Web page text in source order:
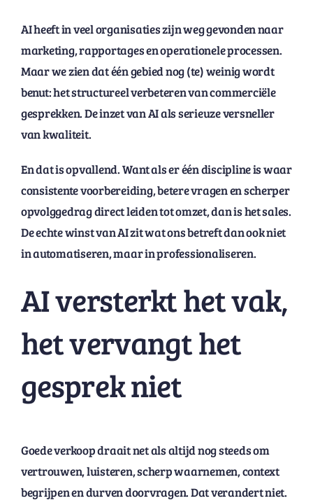
AI heeft in veel organisaties zijn weg gevonden naar
marketing, rapportages en operationele processen.
Maar we zien dat één gebied nog (te) weinig wordt
benut: het structureel verbeteren van commerciële
gesprekken. De inzet van AI als serieuze versneller
van kwaliteit.
En dat is opvallend. Want als er één discipline is waar
consistente voorbereiding, betere vragen en scherper
opvolggedrag direct leiden tot omzet, dan is het sales.
De echte winst van AI zit wat ons betreft dan ook niet
in automatiseren, maar in professionaliseren.
AI versterkt het vak,
het vervangt het
gesprek niet
Goede verkoop draait net als altijd nog steeds om
vertrouwen, luisteren, scherp waarnemen, context
begrijpen en durven doorvragen. Dat verandert niet.